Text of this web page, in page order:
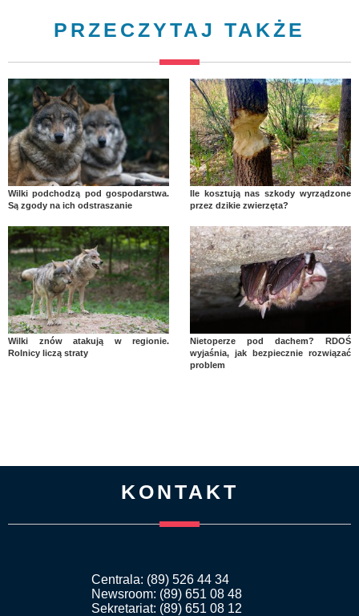
PRZECZYTAJ TAKŻE
Wilki podchodzą pod gospodarstwa.
Są zgody na ich odstraszanie
Ile kosztują nas szkody wyrządzone
przez dzikie zwierzęta?
Wilki znów atakują w regionie.
Rolnicy liczą straty
Nietoperze pod dachem? RDOŚ
wyjaśnia, jak bezpiecznie rozwiązać
problem
KONTAKT
Centrala: (89) 526 44 34
Newsroom: (89) 651 08 48
Sekretariat: (89) 651 08 12